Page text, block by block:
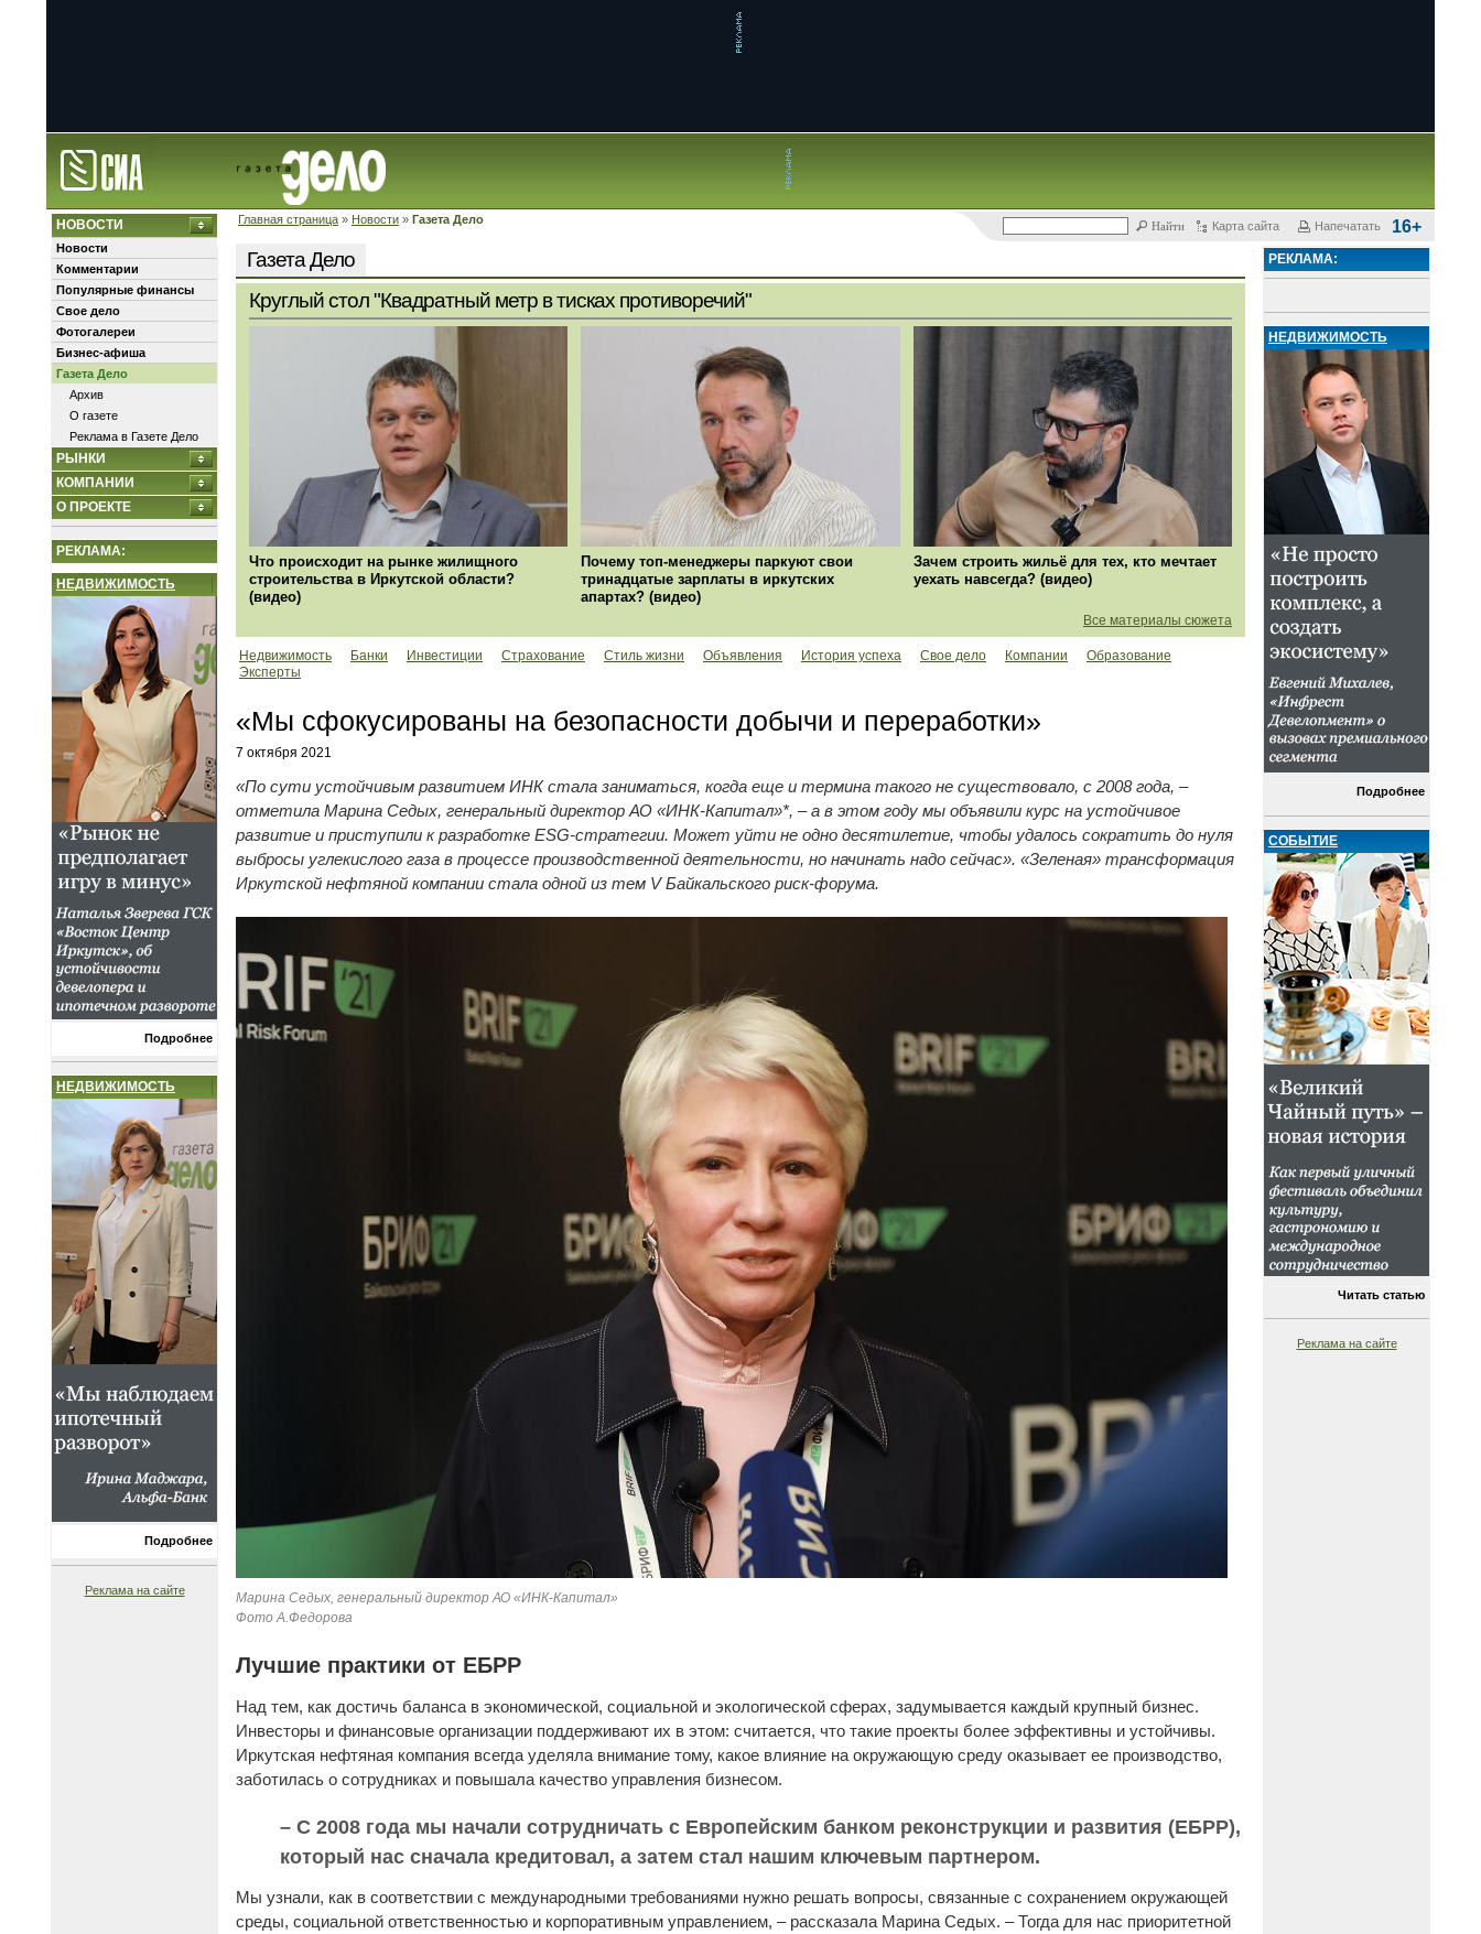
Главная страница » Новости » Газета Дело
Карта сайта Напечатать 16+
НОВОСТИ
Новости
Комментарии
Популярные финансы
Свое дело
Фотогалереи
Бизнес-афиша
Газета Дело
Архив
О газете
Реклама в Газете Дело
РЫНКИ
КОМПАНИИ
О ПРОЕКТЕ
РЕКЛАМА:
НЕДВИЖИМОСТЬ
Подробнее
НЕДВИЖИМОСТЬ
Подробнее
Реклама на сайте
Газета Дело
Круглый стол "Квадратный метр в тисках противоречий"
Что происходит на рынке жилищного
строительства в Иркутской области?
(видео)
Почему топ-менеджеры паркуют свои
тринадцатые зарплаты в иркутских
апартах? (видео)
Зачем строить жильё для тех, кто мечтает
уехать навсегда? (видео)
Все материалы сюжета
Недвижимость Банки Инвестиции Страхование Стиль жизни Объявления История успеха Свое дело Компании
Образование
Эксперты
«Мы сфокусированы на безопасности добычи и переработки»
7 октября 2021
«По сути устойчивым развитием ИНК стала заниматься, когда еще и термина такого не существовало, с 2008 года, –
отметила Марина Седых, генеральный директор АО «ИНК-Капитал»*, – а в этом году мы объявили курс на устойчивое
развитие и приступили к разработке ESG-стратегии. Может уйти не одно десятилетие, чтобы удалось сократить до нуля
выбросы углекислого газа в процессе производственной деятельности, но начинать надо сейчас». «Зеленая» трансформация
Иркутской нефтяной компании стала одной из тем V Байкальского риск-форума.
Марина Седых, генеральный директор АО «ИНК-Капитал»
Фото А.Федорова
Лучшие практики от ЕБРР
Над тем, как достичь баланса в экономической, социальной и экологической сферах, задумывается каждый крупный бизнес.
Инвесторы и финансовые организации поддерживают их в этом: считается, что такие проекты более эффективны и устойчивы.
Иркутская нефтяная компания всегда уделяла внимание тому, какое влияние на окружающую среду оказывает ее производство,
заботилась о сотрудниках и повышала качество управления бизнесом.
– С 2008 года мы начали сотрудничать с Европейским банком реконструкции и развития (ЕБРР),
который нас сначала кредитовал, а затем стал нашим ключевым партнером.
Мы узнали, как в соответствии с международными требованиями нужно решать вопросы, связанные с сохранением окружающей
среды, социальной ответственностью и корпоративным управлением, – рассказала Марина Седых. – Тогда для нас приоритетной
РЕКЛАМА:
НЕДВИЖИМОСТЬ
Подробнее
СОБЫТИЕ
Читать статью
Реклама на сайте